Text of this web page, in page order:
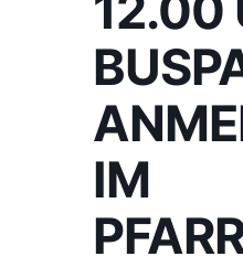
IM